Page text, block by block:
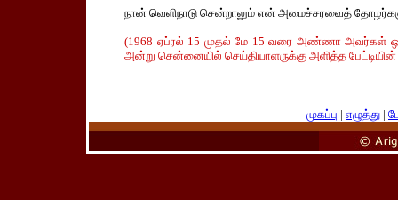
நான் வெளிநாடு சென்றாலும் என் அமைச்சரவைத்
(1968 ஏப்ரல் 15 முதல் மே 15 வரை அண்ணா அவர்கள்
அன்று சென்னையில் செய்தியாளருக்கு அளித்த பேட்டியின்
முகப்பு | எழுத்து |